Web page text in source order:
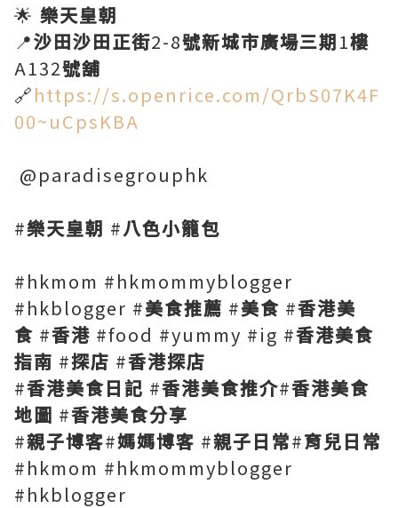
🌟 樂天皇朝
📍沙田沙田正街2-8號新城市廣場三期1樓
A132號舖
🔗https://s.openrice.com/QrbS07K4F
00~uCpsKBA
@paradisegrouphk
#樂天皇朝 #八色小籠包
#hkmom #hkmommyblogger
#hkblogger #美食推薦 #美食 #香港美
食 #香港 #food #yummy #ig #香港美食
指南 #探店 #香港探店
#香港美食日記 #香港美食推介#香港美食
地圖 #香港美食分享
#親子博客#媽媽博客 #親子日常#育兒日常
#hkmom #hkmommyblogger
#hkblogger